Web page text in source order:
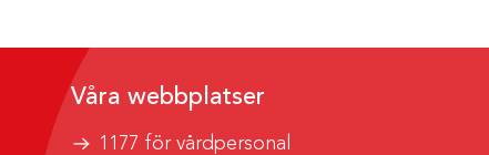
Våra webbplatser
1177 för vårdpersonal